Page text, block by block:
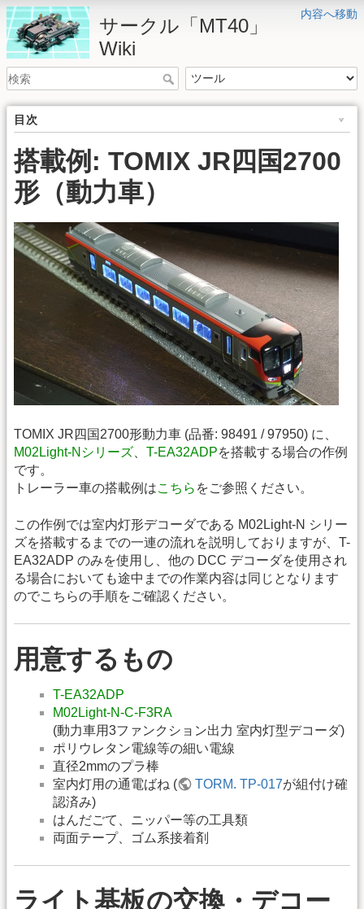
内容へ移動
サークル「MT40」
Wiki
目次
搭載例: TOMIX JR四国2700
形（動力車）
TOMIX JR四国2700形動力車 (品番: 98491 / 97950) に、
M02Light-Nシリーズ、 T-EA32ADPを搭載する場合の作例
です。
トレーラー車の搭載例はこちら をご参照ください。
この作例では室内灯形デコーダである M02Light-N シリー
ズを搭載するまでの一連の流れを説明しておりますが、T-
EA32ADP のみを使用し、他の DCC デコーダを使用され
る場合においても途中までの作業内容は同じとなります
のでこちらの手順をご確認ください。
用意するもの
T-EA32ADP
M02Light-N-C-F3RA
(動力車用3ファンクション出力 室内灯型デコーダ)
ポリウレタン電線等の細い電線
直径2mmのプラ棒
室内灯用の通電ばね (
TORM. TP-017が組付け確
認済み)
はんだごて、ニッパー等の工具類
両面テープ、ゴム系接着剤
ライト基板の交換・デコー